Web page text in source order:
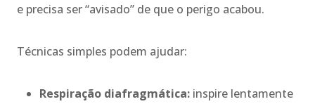
e precisa ser “avisado” de que o perigo acabou.
Técnicas simples podem ajudar:
Respiração diafragmática: inspire lentamente